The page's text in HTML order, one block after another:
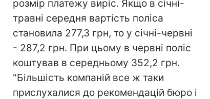
розмір платежу виріс. Якщо в січні-
травні середня вартість поліса
становила 277,3 грн, то у січні-червні
- 287,2 грн. При цьому в червні поліс
коштував в середньому 352,2 грн.
"Більшість компаній все ж таки
прислухалися до рекомендацій бюро і